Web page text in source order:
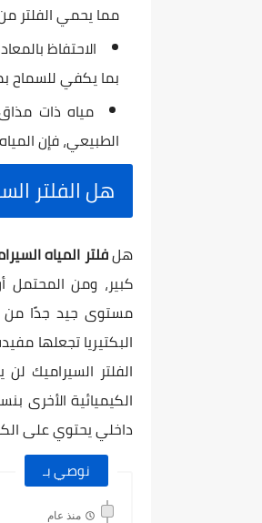
مما يحمي الفلتر
الاحتفاظ
بما يكفي للسماح
مياه ذات
الطبيعي، فإن
هل الفلتر
هلفلتر المياه
كبير، ومن المحتمل
مستوى جيد جدًا من
البكتيريا تجعلها
الفلتر السيراميك لن
الكيميائية الأخرى بنسبة 100%. لتقليل الملوثات الكيميائية،
داخلي يحتوي على
نوصي بـ
منذ عام